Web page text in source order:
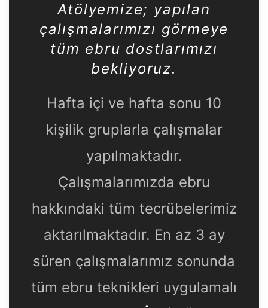
Atölyemize; yapılan
çalışmalarımızı görmeye
tüm ebru dostlarımızı
bekliyoruz.
Hafta içi ve hafta sonu 10
kişilik gruplarla çalışmalar
yapılmaktadır.
Çalışmalarımızda ebru
hakkındaki tüm tecrübelerimiz
aktarılmaktadır. En az 3 ay
süren çalışmalarımız sonunda
tüm ebru teknikleri uygulamalı